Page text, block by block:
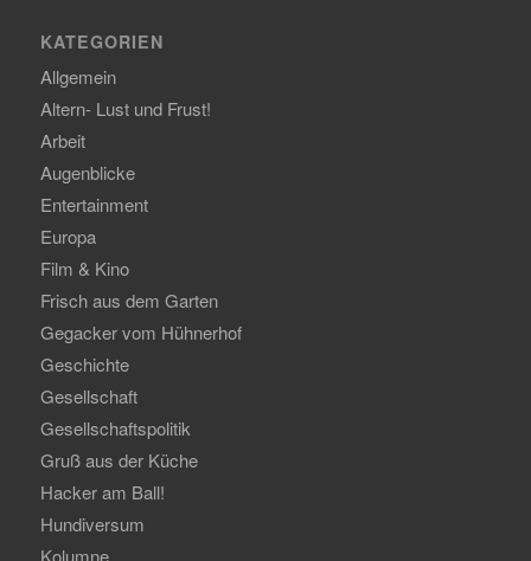
KATEGORIEN
Allgemein
Altern- Lust und Frust!
Arbeit
Augenblicke
Entertainment
Europa
Film & Kino
Frisch aus dem Garten
Gegacker vom Hühnerhof
Geschichte
Gesellschaft
Gesellschaftspolitik
Gruß aus der Küche
Hacker am Ball!
Hundiversum
Kolumne